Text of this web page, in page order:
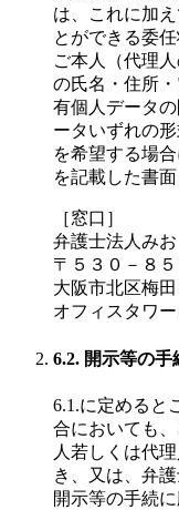
は、これに加
とができる委
ご本人（代理
の氏名・住所
有個人データ
ータいずれの
を希望する場
を記載した書
［窓口］
弁護士法人み
〒５３０－８５
大阪市北区梅
オフィスタワ
6.2. 開示等の
6.1.に定めると
合においても
人若しくは代
き、又は、弁
開示等の手続